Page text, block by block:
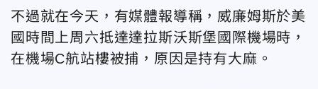
不過就在今天，有媒體報導稱，威廉姆斯於美
國時間上周六抵達達拉斯沃斯堡國際機場時，
在機場C航站樓被捕，原因是持有大麻。